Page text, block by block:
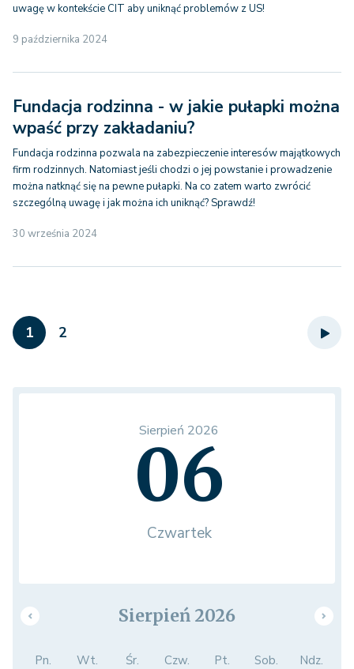
uwagę w kontekście CIT aby uniknąć problemów z US!
9 października 2024
Fundacja rodzinna - w jakie pułapki można
wpaść przy zakładaniu?
Fundacja rodzinna pozwala na zabezpieczenie interesów majątkowych
firm rodzinnych. Natomiast jeśli chodzi o jej powstanie i prowadzenie
można natknąć się na pewne pułapki. Na co zatem warto zwrócić
szczególną uwagę i jak można ich uniknąć? Sprawdź!
30 września 2024
1 2
Sierpień 2026
06
Czwartek
Sierpień 2026
Pn. Wt. Śr. Czw. Pt. Sob. Ndz.